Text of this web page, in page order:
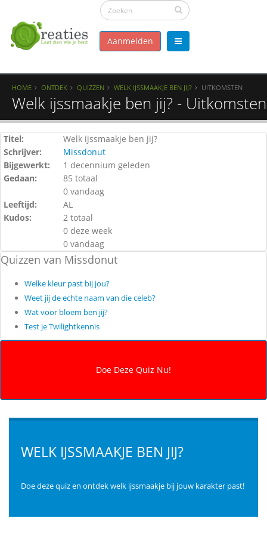
Aanmelden
HOME ONTDEK QUIZZEN WELK IJSSMAAKJE BEN JIJ? UITKOMSTEN
Welk ijssmaakje ben jij? - Uitkomsten
Titel:
Welk ijssmaakje ben jij?
Schrijver:
Missdonut
Bijgewerkt:
1 decennium geleden
Gedaan:
85 totaal
0 vandaag
Leeftijd:
AL
Kudos:
2 totaal
0 deze week
0 vandaag
Quizzen van Missdonut
Welke kleur past bij jou?
Weet jij de echte naam van die celeb?
Wat voor bloem ben jij?
Test je Twilightkennis
WELK IJSSMAAKJE BEN JIJ?
Doe deze quiz en ontdek welk ijssmaakje bij jouw karakter past!